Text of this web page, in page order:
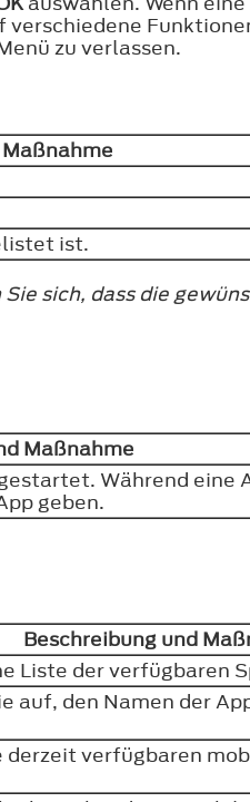
zu verlassen.
ist.
sich, dass die
Maßnahme
Während eine
geben.
Beschreibung und
Liste der verfügbaren
auf, den Namen der
verfügbaren